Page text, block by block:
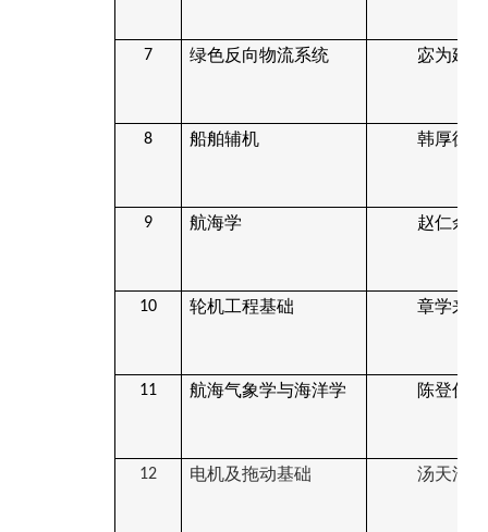
7 绿色反向物流系统 宓为建
8 船舶辅机 韩厚德
9 航海学 赵仁余
10 轮机工程基础 章学来
11 航海气象学与海洋学 陈登俊
12 电机及拖动基础 汤天浩